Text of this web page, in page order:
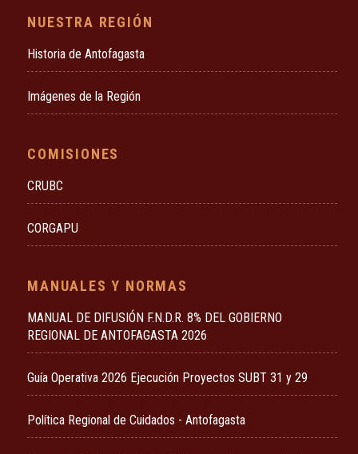
NUESTRA REGIÓN
Historia de Antofagasta
Imágenes de la Región
COMISIONES
CRUBC
CORGAPU
MANUALES Y NORMAS
MANUAL DE DIFUSIÓN F.N.D.R. 8% DEL GOBIERNO
REGIONAL DE ANTOFAGASTA 2026
Guía Operativa 2026 Ejecución Proyectos SUBT 31 y 29
Política Regional de Cuidados - Antofagasta